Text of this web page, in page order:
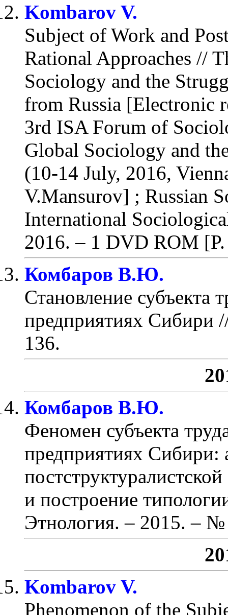
Kombarov V.
Subject of Work and
Rational Approaches //
Sociology and the
from Russia [Electronic
3rd ISA Forum of
Global Sociology and
(10-14 July, 2016,
V.Mansurov] ; Russian
International
2016. – 1 DVD ROM
Комбаров В.Ю.
Становление
предприятиях Сибири
136.
Комбаров В.Ю.
Феномен субъекта
предприятиях Сибири:
и построение
Этнология. – 2015. –
Kombarov V.
Phenomenon of the